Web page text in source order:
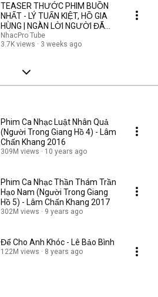
TEASER THƯỚC PHIM BUỒN
NHẤT - LÝ TUẤN KIỆT, HỒ GIA
HÙNG | NGÀN LỜI NGƯỜI ĐÃ
NÓI KHÔNG SAI ....
NhacPro Tube
3.7K views
3 weeks ago
Phim Ca Nhạc Luật Nhân Quả
(Người Trong Giang Hồ 4) - Lâm
Chấn Khang 2016
309M views 10 years ago
Phim Ca Nhạc Thần Thám Trần
Hạo Nam (Người Trong Giang
Hồ 5) - Lâm Chấn Khang 2017
302M views 9 years ago
Để Cho Anh Khóc - Lê Bảo Bình
122M views 8 years ago